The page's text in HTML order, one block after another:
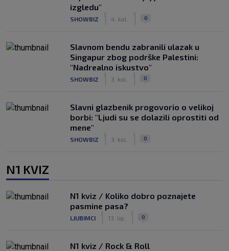
izgledu"
SHOWBIZ 4. kol. 0
Slavnom bendu zabranili ulazak u
Singapur zbog podrške Palestini:
"Nadrealno iskustvo"
SHOWBIZ 3. kol. 0
Slavni glazbenik progovorio o velikoj
borbi: "Ljudi su se dolazili oprostiti od
mene"
SHOWBIZ 3. kol. 0
N1 KVIZ
N1 kviz / Koliko dobro poznajete
pasmine pasa?
LJUBIMCI 13. lip. 0
N1 kviz / Rock & Roll